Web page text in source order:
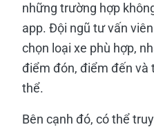
những trường hợp
app. Đội ngũ tư vấn
chọn loại xe phù hợp,
điểm đón, điểm đến và
thể.
Bên cạnh đó, có thể